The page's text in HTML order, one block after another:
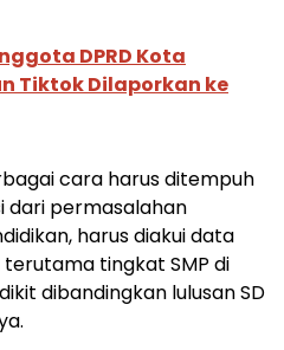
DPRD Kota
Tiktok Dilaporkan ke
cara harus ditempuh
dari permasalahan
harus diakui data
tingkat SMP di
dibandingkan lulusan SD